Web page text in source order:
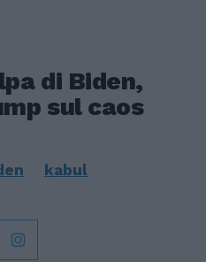
di Biden,
sul caos
kabul